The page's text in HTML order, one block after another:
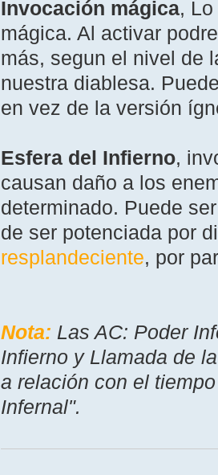
Invocación mágica,
mágica. Al activar
más, segun el nivel de
nuestra diablesa.
en vez de la versión
Esfera del Infierno,
causan daño a los
determinado. Puede
de ser potenciada por
resplandeciente, por
Nota: Las AC: Poder
Infierno y Llamada de
a relación con el
Infernal".